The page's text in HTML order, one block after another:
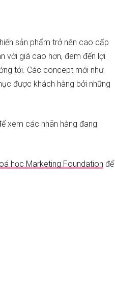
sản phẩm trở nên cao cấp
với giá cao hơn, đem đến lợi
tới. Các concept mới như
được khách hàng bởi những
xem các nhãn hàng đang
học Marketing Foundation để